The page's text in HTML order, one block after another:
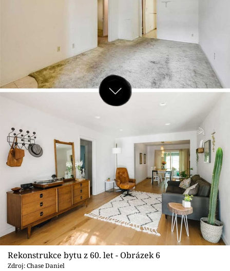
Rekonstrukce bytu z 60. let - Obrázek 6
Zdroj: Chase Daniel